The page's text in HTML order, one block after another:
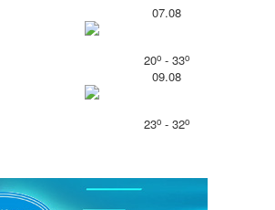
07.08
20o- 33o
09.08
23o- 32o